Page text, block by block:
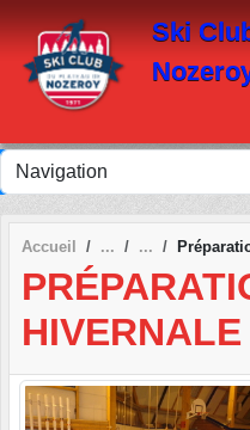
Ski
Accueil
HIVERNALE